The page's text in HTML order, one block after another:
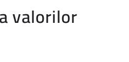
valorilor